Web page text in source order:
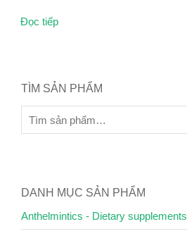
Đọc tiếp
TÌM SẢN PHẨM
DANH MỤC SẢN PHẨM
Anthelmintics - Dietary supplements